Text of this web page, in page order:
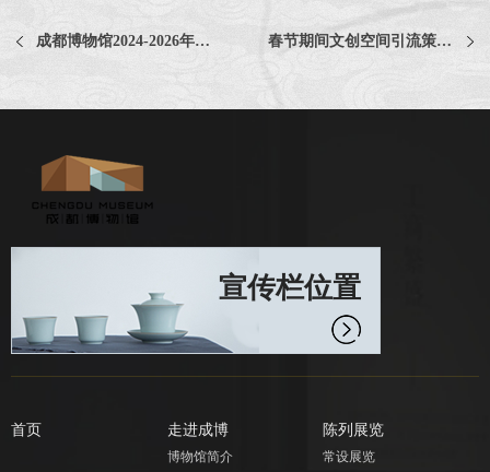
成都博物馆2024-2026年度审计服务项目评选公告 春节期间文创空间引流策划服务项目比选公告
宣传栏位置
首页 走进成博
博物馆简介
陈列展览
常设展览